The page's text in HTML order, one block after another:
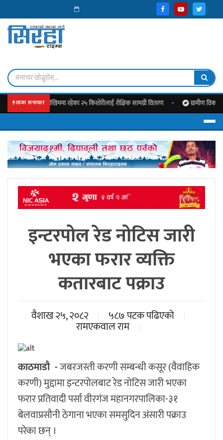
ताजा समाचार
जोखिममा रहेका २५ किशोरीलाई शैक्षिक सामग्री वितरण ग्रामीण विकास केन्द्र
इन्टरपोल रेड नोटिस जारी
भएका फरार व्यक्ति
कतारबाट पक्राउ
वैशाख २५, २०८२ ५८७ पटक पढिएको
रामएकवाल राम
काठमाडौ -जबरजस्ती करणी सम्बन्धी कसूर (वैवाहिक
करणी) मुद्दामा इन्टरपोलबाट रेड नोटिस जारी भएका
फरार प्रतिवादी पर्सा वीरगंज महानगरपालिका-३१
बेलवाप्रसौनी ठेगाना भएका समसुदिन अंसारी पक्राउ
परेका छन् ।